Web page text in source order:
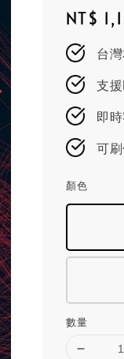
price
NT$
台
支
即
可
顏色
數量